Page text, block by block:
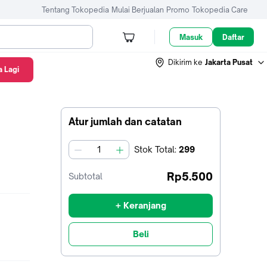
Tentang Tokopedia Mulai Berjualan Promo Tokopedia Care
Masuk Daftar
Dikirim ke Jakarta Pusat
Atur jumlah dan catatan
jumlah Stok Total: 299
Subtotal Rp5.500
+ Keranjang
Beli
Lagi